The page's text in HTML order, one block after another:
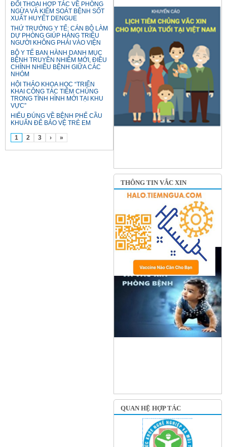
ĐỐI THOẠI HỢP TÁC VỀ PHÒNG
NGỪA VÀ KIỂM SOÁT BỆNH SỐT
XUẤT HUYẾT DENGUE
THỨ TRƯỞNG Y TẾ: CÁN BỘ LÀM
DỰ PHÒNG GIÚP HÀNG TRIỆU
NGƯỜI KHÔNG PHẢI VÀO VIỆN
BỘ Y TẾ BAN HÀNH DANH MỤC
BỆNH TRUYỀN NHIỄM MỚI, ĐIỀU
CHỈNH NHIỀU BỆNH GIỮA CÁC
NHÓM
HỘI THẢO KHOA HỌC “TRIỂN
KHAI CÔNG TÁC TIÊM CHỦNG
TRONG TÌNH HÌNH MỚI TẠI KHU
VỰC”
HIỂU ĐÚNG VỀ BỆNH PHẾ CẦU
KHUẨN ĐỂ BẢO VỆ TRẺ EM
1 2 3 › »
THÔNG TIN VẮC XIN
QUAN HỆ HỢP TÁC